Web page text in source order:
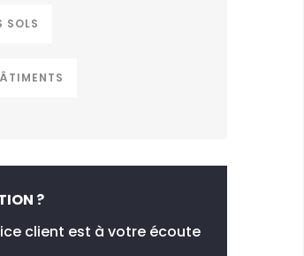
SOLS
?
client est à votre écoute